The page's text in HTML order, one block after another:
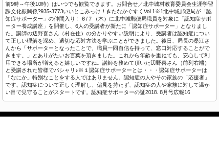
前9時～午後10時）はいつでも観覧できます。お問合せ／北中城村教育委員会生涯学習
課文化振興係?935-3773いいとこみっけ！きたなかぐすくVol.1※1北中城郵便局が「認
知症サポーター」の仲間入り！６/７（木）に北中城郵便局職員を対象に「認知症サポ
ーター養成講座」を開催し、6人の受講者が新たに「認知症サポーター」となりまし
た。講師の辺野喜さん（村在住）の分かりやすい説明により、受講者は認知症につい
て正しい理解を深め、適切な応対方法を学ぶことができました。後日、局長の桑江さ
んから「サポーターとなったことで、職員一同自信を持って、窓口対応することがで
きます。」とありがたいお言葉を頂きました。これから年齢を重ねても、安心して利
用できる場所が増えると嬉しいですね。講師を務めて頂いた辺野喜さん（前列右端）
と受講された皆様でパシャリ♪※１認知症サポーターとは・・・認知症サポーターは
「なにか」特別なことをする人ではありません。認知症の人やその家族の「応援者」
です。認知症について正しく理解し、偏見を持たず、認知症の人や家族に対して温か
い目で見守ることがスタートです。認知症サポーターの証2018. 8月号広報16